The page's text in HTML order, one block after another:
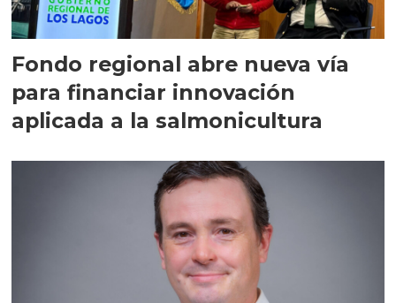
Fondo regional abre nueva vía
para financiar innovación
aplicada a la salmonicultura